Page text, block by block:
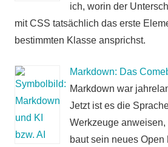
ich, worin der
mit CSS tatsächlich das erste
bestimmten Klasse ansprichst.
Markdown: Das
Markdown war
Jetzt ist es die
Werkzeuge
baut sein neues